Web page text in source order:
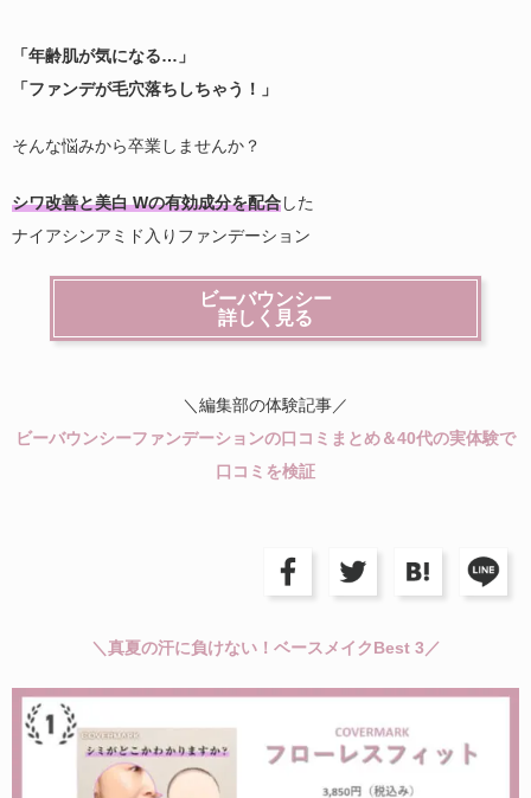
「年齢肌が気になる…」
「ファンデが毛穴落ちしちゃう！」
そんな悩みから卒業しませんか？
シワ改善と美白 Wの有効成分を配合した
ナイアシンアミド入りファンデーション
ビーバウンシー
詳しく見る
＼編集部の体験記事／
ビーバウンシーファンデーションの口コミまとめ＆40代の実体験で
口コミを検証
＼真夏の汗に負けない！ベースメイクBest 3／